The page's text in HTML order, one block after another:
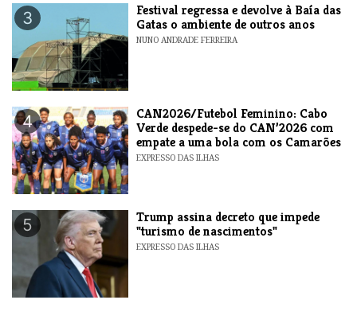
3
Festival regressa e devolve à Baía das
Gatas o ambiente de outros anos
NUNO ANDRADE FERREIRA
4
CAN2026/Futebol Feminino: Cabo
Verde despede-se do CAN’2026 com
empate a uma bola com os Camarões
EXPRESSO DAS ILHAS
5
Trump assina decreto que impede
"turismo de nascimentos"
EXPRESSO DAS ILHAS